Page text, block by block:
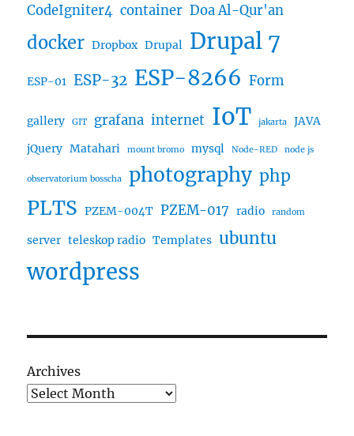
CodeIgniter4 container Doa Al-Qur'an
docker Dropbox Drupal Drupal 7
ESP-01 ESP-32 ESP-8266 Form
gallery GIT grafana internet IoT jakarta
JAVA
jQuery Matahari mount bromo mysql Node-RED node js
observatorium bosscha photography php
PLTS PZEM-004T PZEM-017 radio random
server teleskop radio Templates ubuntu
wordpress
Archives